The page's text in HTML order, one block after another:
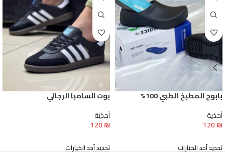
بابوج المطبخ الطبي 100%
أحذية
120₪
تحديد أحد الخيارات
بوت السامبا الرجالي
أحذية
120₪
تحديد أحد الخيارات